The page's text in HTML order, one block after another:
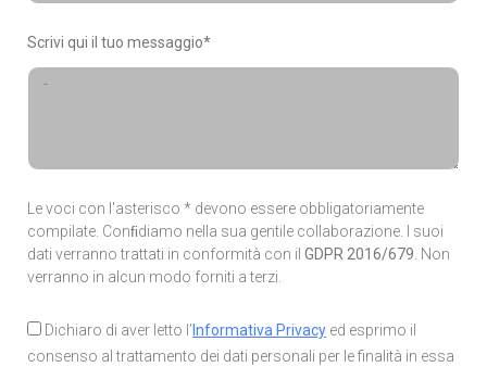
Scrivi qui il tuo messaggio*
Le voci con l'asterisco * devono essere obbligatoriamente
compilate. Conﬁdiamo nella sua gentile collaborazione. I suoi
dati verranno trattati in conformità con il GDPR 2016/679 . Non
verranno in alcun modo forniti a terzi.
Dichiaro di aver letto l’ Informativa Privacy ed esprimo il
consenso al trattamento dei dati personali per le finalità in essa